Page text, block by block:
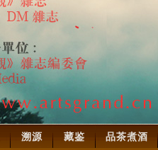
溯源 藏鉴 品茶煮酒